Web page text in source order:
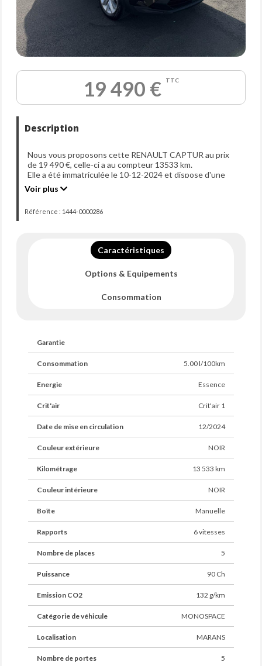
19 490 € TTC
Description
Nous vous proposons cette RENAULT CAPTUR au prix
de 19 490 €, celle-ci a au compteur 13533 km.
Elle a été immatriculée le 10-12-2024 et dispose d'une
puissance de 90ch din.
Voir plus
Référence : 1444-0000286
Caractéristiques
Options & Equipements
Consommation
Garantie
Consommation 5.00 l/100km
Energie Essence
Crit'air Crit'air 1
Date de mise en circulation 12/2024
Couleur extérieure NOIR
Kilométrage 13 533 km
Couleur intérieure NOIR
Boîte Manuelle
Rapports 6 vitesses
Nombre de places 5
Puissance 90 Ch
Emission CO2 132 g/km
Catégorie de véhicule MONOSPACE
Localisation MARANS
Nombre de portes 5